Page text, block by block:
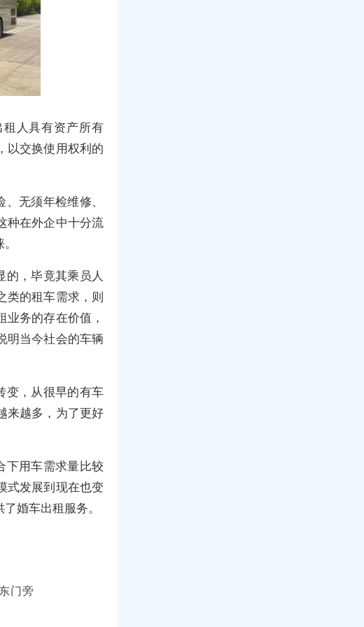
人具有资产所有
以交换使用权利的
无须年检维修、
种在外企中十分流
的，毕竟其乘员人
类的租车需求，则
务的存在价值，
明当今社会的车辆
变，从很早的有车
来越多，为了更好
下用车需求量比较
式发展到现在也变
婚车出租服务。
门旁